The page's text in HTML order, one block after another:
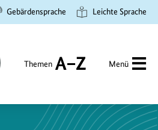
Gebärdensprache Leichte Sprache
Themen
A
Menü